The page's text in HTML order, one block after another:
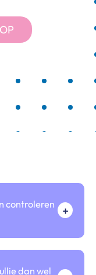
controleren
+
dan wel